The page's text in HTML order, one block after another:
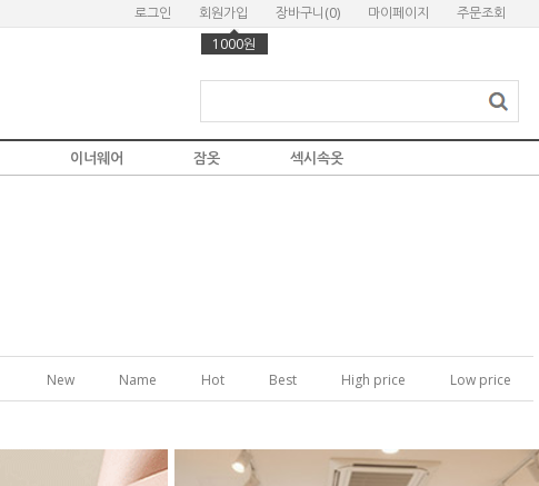
로그인
회원가입
1000원
장바구니(0) 마이페이지 주문조회
이너웨어 잠옷 섹시속옷
New Name Hot Best High price Low price